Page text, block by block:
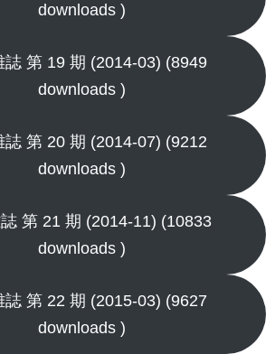
downloads )
誌 第 19 期 (2014-03) (8949
downloads )
誌 第 20 期 (2014-07) (9212
downloads )
第 21 期 (2014-11) (10833
downloads )
誌 第 22 期 (2015-03) (9627
downloads )